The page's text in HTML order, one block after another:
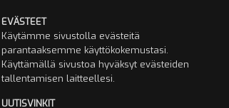
EVÄSTEET
Käytämme sivustolla evästeitä
parantaaksemme käyttökokemustasi.
Käyttämällä sivustoa hyväksyt evästeiden
tallentamisen laitteellesi.
UUTISVINKIT